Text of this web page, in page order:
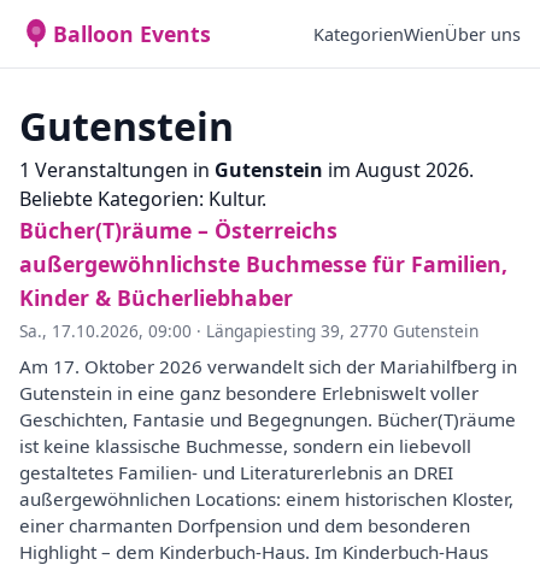
Balloon Events KategorienWienÜber uns
Gutenstein
1 Veranstaltungen in Gutenstein im August 2026.
Beliebte Kategorien: Kultur.
Bücher(T)räume – Österreichs
außergewöhnlichste Buchmesse für Familien,
Kinder & Bücherliebhaber
Sa., 17.10.2026, 09:00 · Längapiesting 39, 2770 Gutenstein
Am 17. Oktober 2026 verwandelt sich der Mariahilfberg in
Gutenstein in eine ganz besondere Erlebniswelt voller
Geschichten, Fantasie und Begegnungen. Bücher(T)räume
ist keine klassische Buchmesse, sondern ein liebevoll
gestaltetes Familien- und Literaturerlebnis an DREI
außergewöhnlichen Locations: einem historischen Kloster,
einer charmanten Dorfpension und dem besonderen
Highlight – dem Kinderbuch-Haus. Im Kinderbuch-Haus